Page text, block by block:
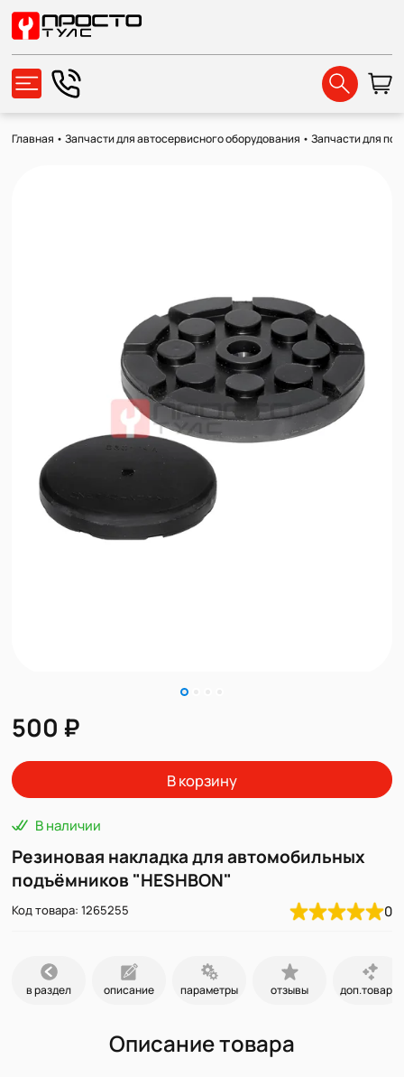
Главная •Запчасти для автосервисного оборудования •Запчасти для
500 ₽
В корзину
В наличии
Резиновая накладка для автомобильных
подъёмников "HESHBON"
Код товара: 1265255 0
в раздел описание параметры отзывы доп.товары
Описание товара